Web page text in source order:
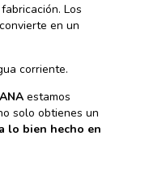
Los
en un
corriente.
estamos
solo obtienes un
lo bien hecho en